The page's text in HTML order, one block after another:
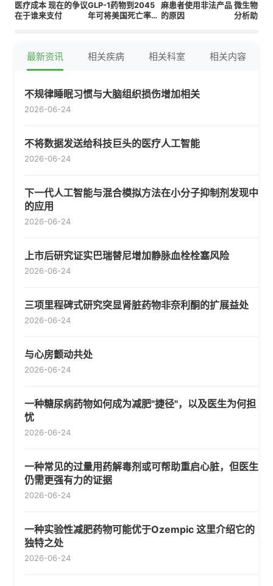
医疗成本 现在的争议
在于谁来支付
GLP-1药物到2045
年可将美国死亡率惊
麻患者使用非法产品
的原因
微生物递
分析助力
最新资讯 相关疾病 相关科室 相关内容
不规律睡眠习惯与大脑组织损伤增加相关
2026-06-24
不将数据发送给科技巨头的医疗人工智能
2026-06-24
下一代人工智能与混合模拟方法在小分子抑制剂发现中
的应用
2026-06-24
上市后研究证实巴瑞替尼增加静脉血栓栓塞风险
2026-06-24
三项里程碑式研究突显肾脏药物非奈利酮的扩展益处
2026-06-24
与心房颤动共处
2026-06-24
一种糖尿病药物如何成为减肥"捷径"，以及医生为何担
忧
2026-06-24
一种常见的过量用药解毒剂或可帮助重启心脏，但医生
仍需更强有力的证据
2026-06-24
一种实验性减肥药物可能优于Ozempic 这里介绍它的
独特之处
2026-06-24